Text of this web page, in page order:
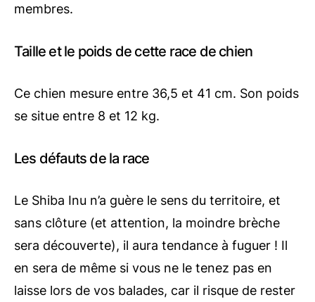
membres.
Taille et le poids de cette race de chien
Ce chien mesure entre 36,5 et 41 cm. Son poids
se situe entre 8 et 12 kg.
Les défauts de la race
Le Shiba Inu n’a guère le sens du territoire, et
sans clôture (et attention, la moindre brèche
sera découverte), il aura tendance à fuguer ! Il
en sera de même si vous ne le tenez pas en
laisse lors de vos balades, car il risque de rester